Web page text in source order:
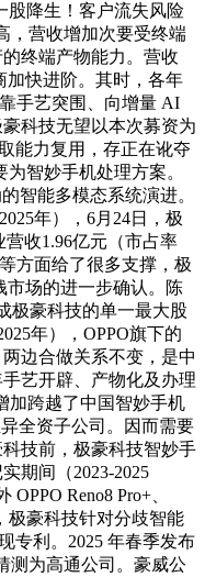
股降生！客户流失风险
，营收增加次要受终端
终端产物能力。营收
加快进阶。其时，各年
手艺突围、向增量 AI
科技无望以本次募资为
能力复用，存正在讹夺
智妙手机处理方案。
智能多模态系统演进。
年），6月24日，极
收1.96亿元（市占率
方面给了很多支撑，极
市场的进一步确认。陈
极豪科技的单一最大股
年），OPPO旗下的
边合做关系不变，是中
艺开辟、产物化及办理
加跨越了中国智妙手机
全资子公司。因而需要
技前，极豪科技智妙手
期间（2023-2025
Reno8 Pro+、
极豪科技针对分歧智能
专利。2025 年春季发布
测为高通公司。豪威公